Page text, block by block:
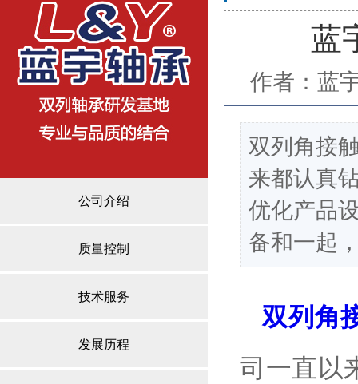
公司介绍
质量控制
技术服务
发展历程
蓝
作者：蓝
双列角接
来都认真
优化产品
备和一起
双列角
司一直以